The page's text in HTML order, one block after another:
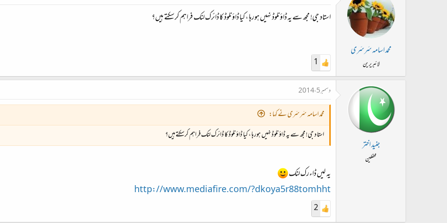
محمد اسامہ سَرسَری
لائبریرین
استاد جی! مجھ سے یہ ڈاؤنلوڈ نہیں ہورہا ، کیا ڈاؤنلوڈ کا ڈائرک لنک فراہم کرسکتے ہیں؟
1
جنید اختر
محفلین
دسمبر 5، 2014
محمد اسامہ سَرسَری نے کہا:
استاد جی! مجھ سے یہ ڈاؤنلوڈ نہیں ہورہا ، کیا ڈاؤنلوڈ کا ڈائرک لنک فراہم کرسکتے ہیں؟
یہ لیں ڈاءرک لنک
http://www.mediafire.com/?dkoya5r88tomhht
2